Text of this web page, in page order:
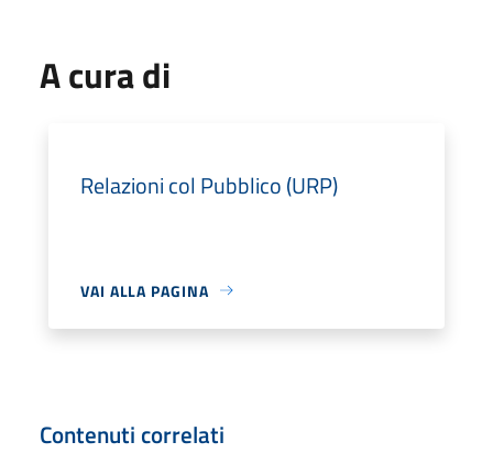
A cura di
Relazioni col Pubblico (URP)
VAI ALLA PAGINA
Contenuti correlati